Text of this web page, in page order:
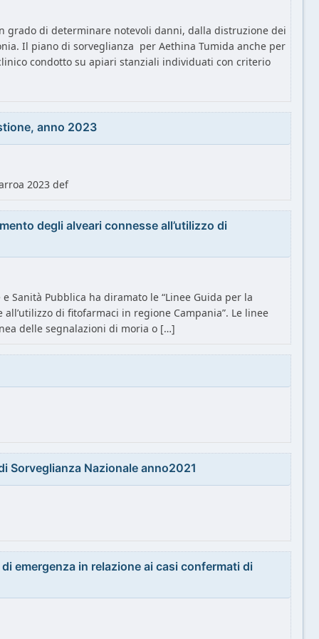
grado di determinare notevoli danni, dalla distruzione dei
Il piano di sorveglianza per Aethina Tumida anche per
condotto su apiari stanziali individuati con criterio
anno 2023
2023 def
degli alveari connesse all’utilizzo di
Sanità Pubblica ha diramato le “Linee Guida per la
di fitofarmaci in regione Campania”. Le linee
delle segnalazioni di moria o […]
Sorveglianza Nazionale anno2021
emergenza in relazione ai casi confermati di